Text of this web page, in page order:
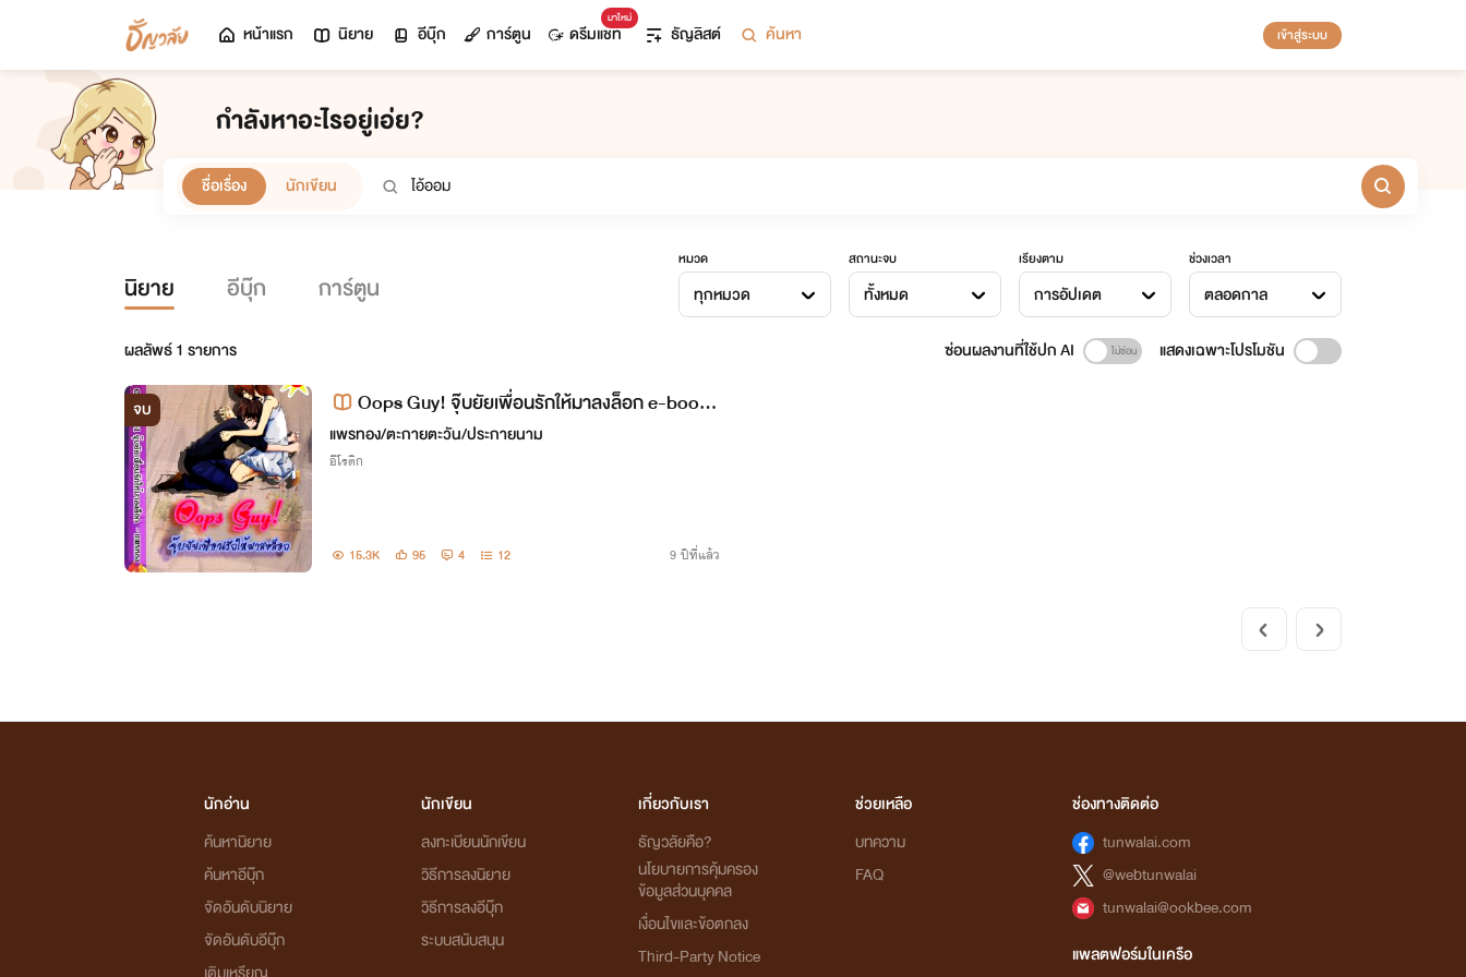
หน้าแรก นิยาย อีบุ๊ก การ์ตูน
มาใหม่
ดรีมแชท ธัญลิสต์ ค้นหา เข้าสู่ระบบ
กำลังหาอะไรอยู่เอ่ย?
ชื่อเรื่อง นักเขียน
นิยาย อีบุ๊ก การ์ตูน
หมวด
ทุกหมวด
สถานะจบ
ทั้งหมด
เรียงตาม
การอัปเดต
ช่วงเวลา
ตลอดกาล
ผลลัพธ์1 รายการ ซ่อนผลงานที่ใช้ปก AI แสดงเฉพาะโปรโมชัน
จบ
Oops Guy! จุ๊บยัยเพื่อนรักให้มาลงล็อก e-book
MEB 88 บาท
แพรทอง/ตะกายตะวัน/ประกายนาม
อีโรติก
15.3K 95 4 12 9 ปีที่แล้ว
นักอ่าน
ค้นหานิยาย
ค้นหาอีบุ๊ก
จัดอันดับนิยาย
จัดอันดับอีบุ๊ก
นักเขียน
ลงทะเบียนนักเขียน
วิธีการลงนิยาย
วิธีการลงอีบุ๊ก
ระบบสนับสนุน
เกี่ยวกับเรา
ธัญวลัยคือ?
นโยบายการคุ้มครอง
ข้อมูลส่วนบุคคล
เงื่อนไขและข้อตกลง
Third-Party Notice
ช่วยเหลือ
บทความ
FAQ
ช่องทางติดต่อ
tunwalai.com
@webtunwalai
tunwalai@ookbee.com
แพลตฟอร์มในเครือ